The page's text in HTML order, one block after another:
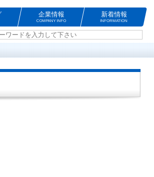
企業情報
COMPANY INFO
新着情報
INFORMATION